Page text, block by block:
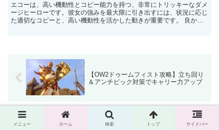
エコーは、高い機動性とコピー能力を持つ、非常にトリッキーなダメ
ージヒーローです。彼女の強みを最大限に引き出すには、状況に応じ
た適切なコピーと、高い機動性を活かした動きが重要です。 良かっ
【OW2ドゥームフィスト攻略】立ち回り
＆アンチピック対策でキャリー力アップ
【OW2マウガ攻略】立ち回り＆アンチピ
メニュー ホーム 検索 トップ サイドバー